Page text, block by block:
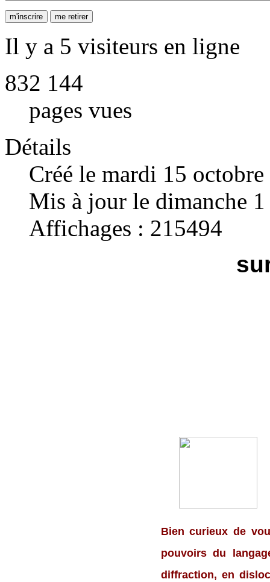
Il y a 5 visiteurs en ligne
832 144
pages vues
Détails
Créé le mardi 15
Mis à jour le dimanche
Affichages : 215494
Bien curieux de
pouvoirs du
diffraction, en